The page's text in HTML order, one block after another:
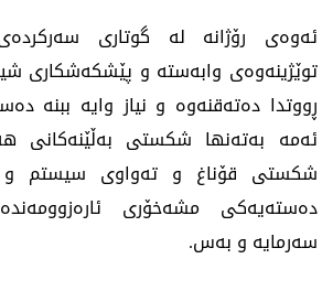
ئەوەی رۆژانە لە گوتاری
توێژینەوەی وابەستە و پێشكەشكاری
ڕووتدا دەتەقنەوە و نیاز وایە ببنە
ئەمە بەتەنها شكستی بەڵێنەكانی
شكستی قۆناغ و تەواوی سیستم و
دەستەیەكی مشەخۆری
سەرمایە و بەس.